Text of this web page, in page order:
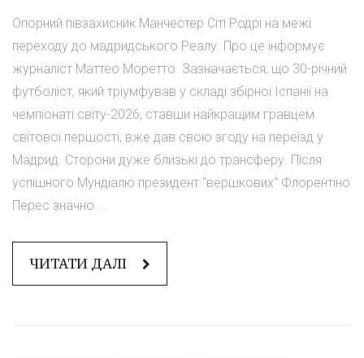
Опорний півзахисник Манчестер Сіті Родрі на межі
переходу до мадридського Реалу. Про це інформує
журналіст Маттео Моретто. Зазначається, що 30-річний
футболіст, який тріумфував у складі збірної Іспанії на
чемпіонаті світу-2026, ставши найкращим гравцем
світової першості, вже дав свою згоду на переїзд у
Мадрид. Сторони дуже близькі до трансферу. Після
успішного Мундіалю президент "вершкових" Флорентіно
Перес значно ...
ЧИТАТИ ДАЛІ